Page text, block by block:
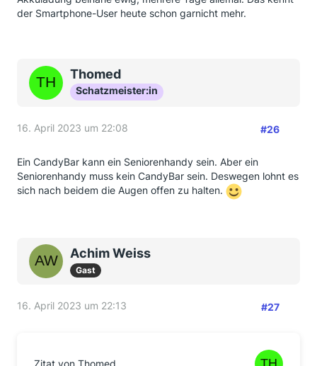
der Smartphone-User heute schon garnicht mehr.
Thomed
Schatzmeister:in
16. April 2023 um 22:08 #26
Ein CandyBar kann ein Seniorenhandy sein. Aber ein
Seniorenhandy muss kein CandyBar sein. Deswegen lohnt es
sich nach beidem die Augen offen zu halten.
Achim Weiss
Gast
16. April 2023 um 22:13 #27
Zitat von Thomed